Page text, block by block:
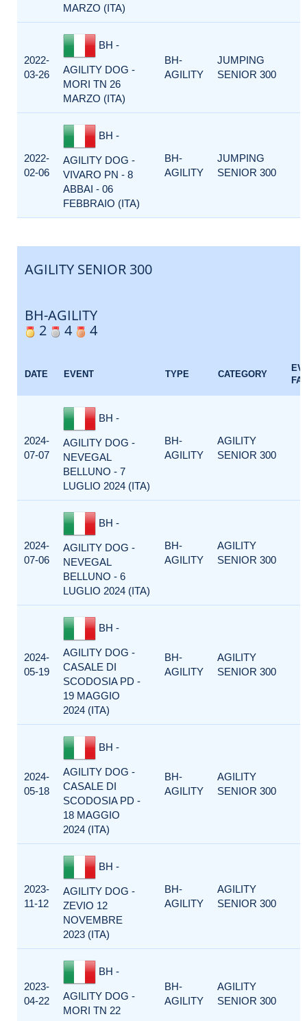
MARZO (ITA)
2022-
03-26
BH -
AGILITY DOG -
MORI TN 26
MARZO (ITA)
BH-
AGILITY
JUMPING
SENIOR 300
2022-
02-06
BH -
AGILITY DOG -
VIVARO PN - 8
ABBAI - 06
FEBBRAIO (ITA)
BH-
AGILITY
JUMPING
SENIOR 300
AGILITY SENIOR 300
BH-AGILITY
2
4 4
DATE EVENT TYPE CATEGORY
2024-
07-07
BH -
AGILITY DOG -
NEVEGAL
BELLUNO - 7
LUGLIO 2024 (ITA)
BH-
AGILITY
AGILITY
SENIOR 300
2024-
07-06
BH -
AGILITY DOG -
NEVEGAL
BELLUNO - 6
LUGLIO 2024 (ITA)
BH-
AGILITY
AGILITY
SENIOR 300
2024-
05-19
BH -
AGILITY DOG -
CASALE DI
SCODOSIA PD -
19 MAGGIO
2024 (ITA)
BH-
AGILITY
AGILITY
SENIOR 300
2024-
05-18
BH -
AGILITY DOG -
CASALE DI
SCODOSIA PD -
18 MAGGIO
2024 (ITA)
BH-
AGILITY
AGILITY
SENIOR 300
2023-
11-12
BH -
AGILITY DOG -
ZEVIO 12
NOVEMBRE
2023 (ITA)
BH-
AGILITY
AGILITY
SENIOR 300
2023-
04-22
BH -
AGILITY DOG -
MORI TN 22
BH-
AGILITY
AGILITY
SENIOR 300